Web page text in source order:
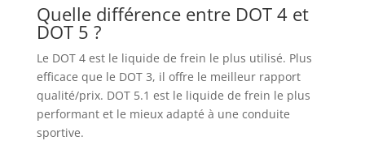
Quelle différence entre DOT 4 et
DOT 5 ?
Le DOT 4 est le liquide de frein le plus utilisé. Plus
efficace que le DOT 3, il offre le meilleur rapport
qualité/prix. DOT 5.1 est le liquide de frein le plus
performant et le mieux adapté à une conduite
sportive.